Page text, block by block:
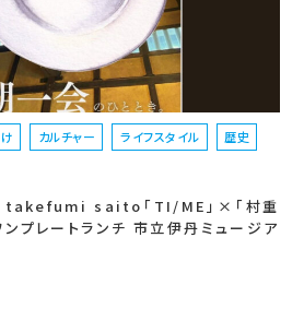
カルチャー ライフスタイル 歴史
takefumi saito「TI/ME」×「村重
ンプレートランチ 市立伊丹ミュージア